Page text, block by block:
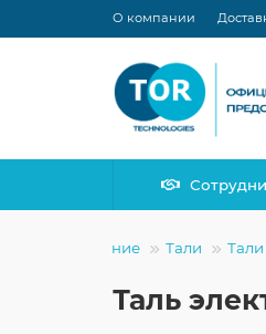
О компании
оборудование Тали
Таль